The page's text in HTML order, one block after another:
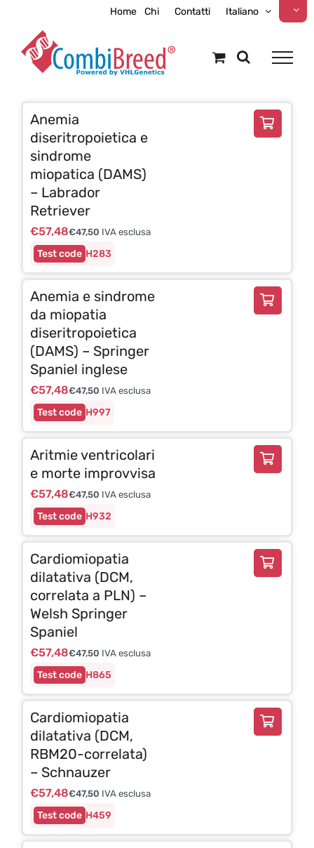
content
Home Chi Contatti Italiano
H283
Anemia
diseritropoietica e
sindrome
miopatica (DAMS)
– Labrador
Retriever
€57,48€47,50 IVA esclusa
H997
Anemia e sindrome
da miopatia
diseritropoietica
(DAMS) – Springer
Spaniel inglese
€57,48€47,50 IVA esclusa
H932
Aritmie ventricolari
e morte improvvisa
€57,48€47,50 IVA esclusa
H865
Cardiomiopatia
dilatativa (DCM,
correlata a PLN) –
Welsh Springer
Spaniel
€57,48€47,50 IVA esclusa
H459
Cardiomiopatia
dilatativa (DCM,
RBM20-correlata)
– Schnauzer
€57,48€47,50 IVA esclusa